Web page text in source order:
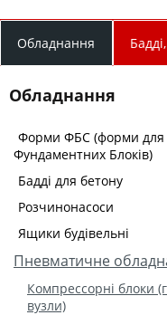
Обладнання
Обладнання
Форми ФБС (форми для
Фундаментних Блоків)
Бадді для бетону
Розчинонасоси
Ящики будівельні
Пневматичне
Компрессорні блоки
вузли)